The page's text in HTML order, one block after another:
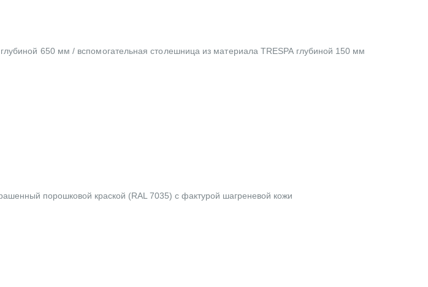
650 мм / вспомогательная столешница из материала TRESPA глубиной 150 мм
порошковой краской (RAL 7035) с фактурой шагреневой кожи